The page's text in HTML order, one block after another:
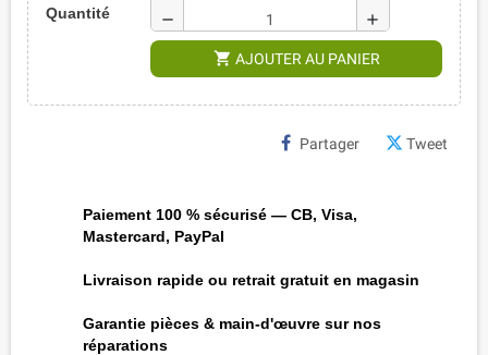
Quantité remove add
shopping_cart AJOUTER AU PANIER
Partager Tweet
Paiement 100 % sécurisé — CB, Visa,
Mastercard, PayPal
Livraison rapide ou retrait gratuit en magasin
Garantie pièces & main-d'œuvre sur nos
réparations